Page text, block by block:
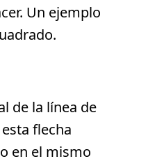
Un ejemplo
de la línea de
flecha
en el mismo